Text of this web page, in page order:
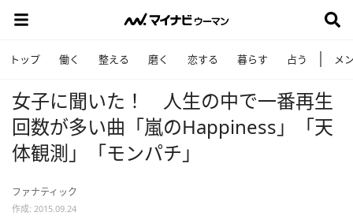
トップ 働く 整える 磨く 恋する 暮らす 占う メ
女子に聞いた！ 人生の中で一番再生
回数が多い曲「嵐のHappiness」「天
体観測」「モンパチ」
ファナティック
作成: 2015.09.24